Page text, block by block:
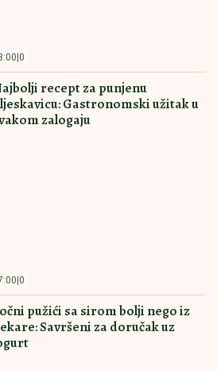
(VIDEO)
I OVE RECEPTE